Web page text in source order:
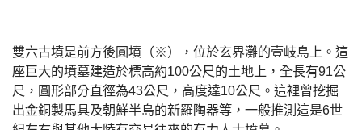
雙六古墳是前方後圓墳（※），位於玄界灘的壹岐島上。這
座巨大的墳墓建造於標高約100公尺的土地上，全長有91公
尺，圓形部分直徑為43公尺，高度達10公尺。這裡曾挖掘
出金銅製馬具及朝鮮半島的新羅陶器等，一般推測這是6世